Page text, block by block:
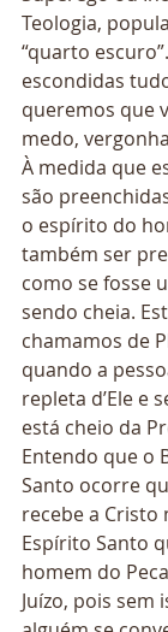
Teologia,
“quarto
escondidas
queremos que
medo,
À medida que
são
o espírito do
também ser
como se fosse
sendo cheia.
chamamos de
quando a
repleta d’Ele e
está cheio da
Entendo que o
Santo ocorre
recebe a Cristo
Espírito Santo
homem do
Juízo, pois sem